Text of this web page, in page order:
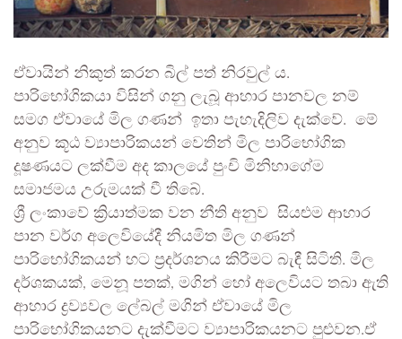
ඒවායින් නිකුත් කරන බිල් පත් නිරවුල් ය.
පාරිභෝගිකයා විසින් ගනු ලැබූ ආහාර පානවල නම්
සමග ඒවායේ මිල ගණන් ඉතා පැහැදිලිව දැක්වේ. මේ
අනුව කූඨ ව්‍යාපාරිකයන් වෙතින් මිල පාරිභෝගික
දූෂණයට ලක්වීම අද කාලයේ පුංචි මිනිහාගේම
සමාජමය උරුමයක් වී තිබේ.
ශ්‍රී ලංකාවේ ක්‍රියාත්මක වන නීති අනුව සියළුම ආහාර
පාන වර්ග අලෙවියේදී නියමිත මිල ගණන්
පාරිභෝගිකයන් හට ප්‍රදර්ශනය කිරීමට බැඳී සිටිති. මිල
දර්ශකයක්, මෙනූ පතක්, මගින් හෝ අලෙවියට තබා ඇති
ආහාර ද්‍රව්‍යවල ලේබල් මගින් ඒවායේ මිල
පාරිභෝගිකයනට දැක්වීමට ව්‍යාපාරිකයනට පුළුවන.ඒ